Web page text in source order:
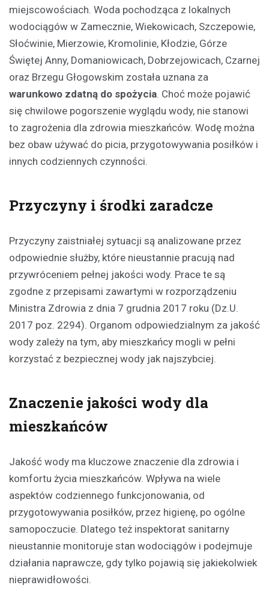
miejscowościach. Woda pochodząca z lokalnych
wodociągów w Zamecznie, Wiekowicach, Szczepowie,
Słoćwinie, Mierzowie, Kromolinie, Kłodzie, Górze
Świętej Anny, Domaniowicach, Dobrzejowicach, Czarnej
oraz Brzegu Głogowskim została uznana za
warunkowo zdatną do spożycia. Choć może pojawić
się chwilowe pogorszenie wyglądu wody, nie stanowi
to zagrożenia dla zdrowia mieszkańców. Wodę można
bez obaw używać do picia, przygotowywania posiłków i
innych codziennych czynności.
Przyczyny i środki zaradcze
Przyczyny zaistniałej sytuacji są analizowane przez
odpowiednie służby, które nieustannie pracują nad
przywróceniem pełnej jakości wody. Prace te są
zgodne z przepisami zawartymi w rozporządzeniu
Ministra Zdrowia z dnia 7 grudnia 2017 roku (Dz.U.
2017 poz. 2294). Organom odpowiedzialnym za jakość
wody zależy na tym, aby mieszkańcy mogli w pełni
korzystać z bezpiecznej wody jak najszybciej.
Znaczenie jakości wody dla
mieszkańców
Jakość wody ma kluczowe znaczenie dla zdrowia i
komfortu życia mieszkańców. Wpływa na wiele
aspektów codziennego funkcjonowania, od
przygotowywania posiłków, przez higienę, po ogólne
samopoczucie. Dlatego też inspektorat sanitarny
nieustannie monitoruje stan wodociągów i podejmuje
działania naprawcze, gdy tylko pojawią się jakiekolwiek
nieprawidłowości.